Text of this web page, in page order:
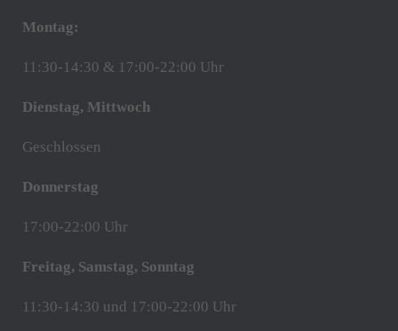
Montag:
11:30-14:30 & 17:00-22:00 Uhr
Dienstag, Mittwoch
Geschlossen
Donnerstag
17:00-22:00 Uhr
Freitag, Samstag, Sonntag
11:30-14:30 und 17:00-22:00 Uhr